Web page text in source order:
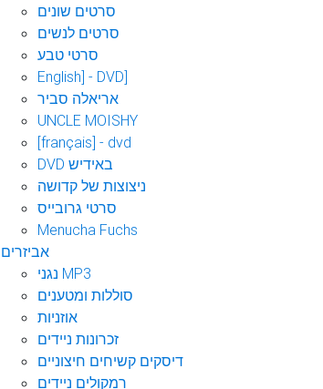
סרטים שונים
סרטים לנשים
סרטי טבע
English] - DVD]
אריאלה סביר
UNCLE MOISHY
[français] - dvd
DVD באידיש
ניצוצות של קדושה
סרטי גרובייס
Menucha Fuchs
אביזרים
נגני MP3
סוללות ומטענים
אוזניות
זכרונות ניידים
דיסקים קשיחים חיצוניים
רמקולים ניידים